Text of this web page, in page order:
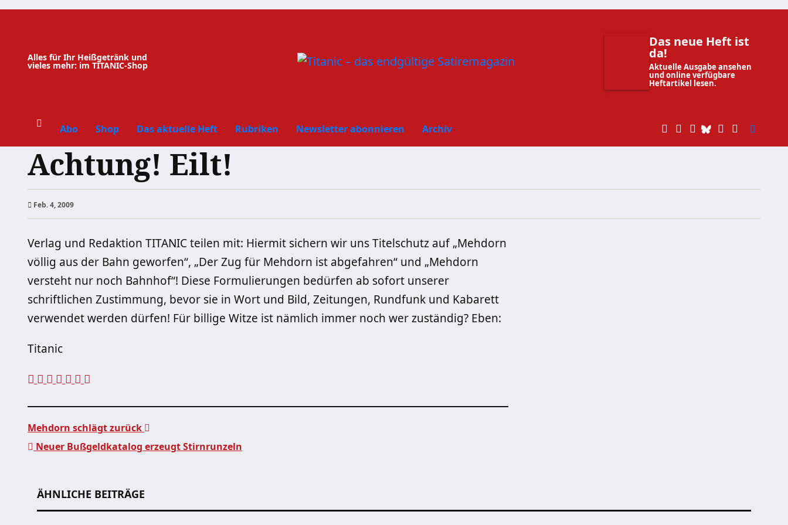
Zum
Alles für Ihr Heißgetränk und
vieles mehr: im TITANIC-Shop
Das neue Heft ist
da!
Aktuelle Ausgabe ansehen
und online verfügbare
Heftartikel lesen.
Abo Shop Das aktuelle Heft Rubriken Newsletter abonnieren Archiv
Achtung! Eilt!
Feb. 4, 2009
Verlag und Redaktion TITANIC teilen mit: Hiermit sichern wir uns Titelschutz auf „Mehdorn
völlig aus der Bahn geworfen“, „Der Zug für Mehdorn ist abgefahren“ und „Mehdorn
versteht nur noch Bahnhof“! Diese Formulierungen bedürfen ab sofort unserer
schriftlichen Zustimmung, bevor sie in Wort und Bild, Zeitungen, Rundfunk und Kabarett
verwendet werden dürfen! Für billige Witze ist nämlich immer noch wer zuständig? Eben:
Titanic
Mehdorn schlägt zurück
Neuer Bußgeldkatalog erzeugt Stirnrunzeln
ÄHNLICHE BEITRÄGE